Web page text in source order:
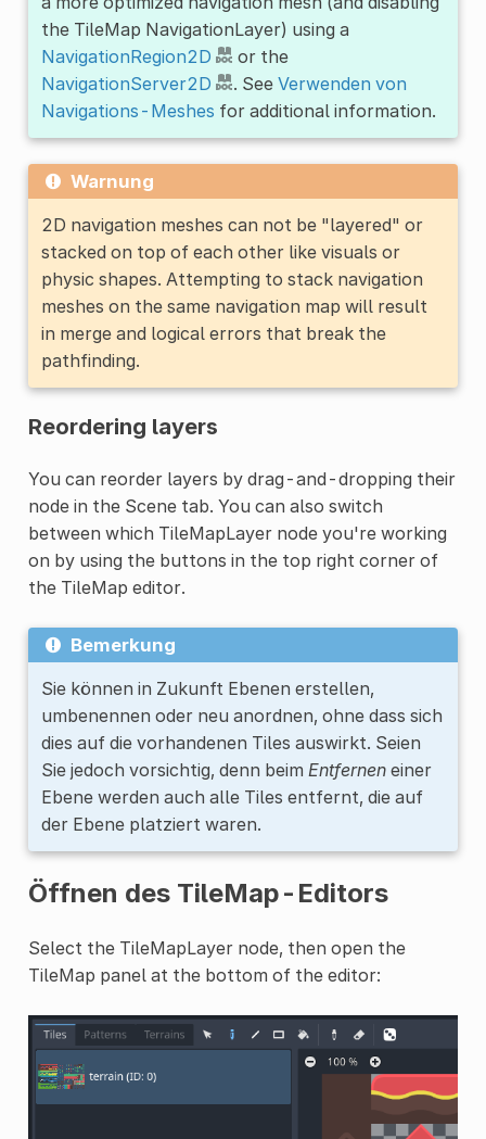
the TileMap NavigationLayer) using a
NavigationRegion2D
or the
NavigationServer2D
. See Verwenden von
Navigations-Meshes for additional information.
Warnung
2D navigation meshes can not be "layered" or
stacked on top of each other like visuals or
physic shapes. Attempting to stack navigation
meshes on the same navigation map will result
in merge and logical errors that break the
pathfinding.
Reordering layers
You can reorder layers by drag-and-dropping their
node in the Scene tab. You can also switch
between which TileMapLayer node you're working
on by using the buttons in the top right corner of
the TileMap editor.
Bemerkung
Sie können in Zukunft Ebenen erstellen,
umbenennen oder neu anordnen, ohne dass sich
dies auf die vorhandenen Tiles auswirkt. Seien
Sie jedoch vorsichtig, denn beim Entferneneiner
Ebene werden auch alle Tiles entfernt, die auf
der Ebene platziert waren.
Öffnen des TileMap-Editors
Select the TileMapLayer node, then open the
TileMap panel at the bottom of the editor: